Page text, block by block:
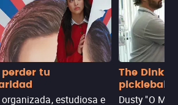
tu
organizada, estudiosa e
The Dink:
pickleball
Dusty "O